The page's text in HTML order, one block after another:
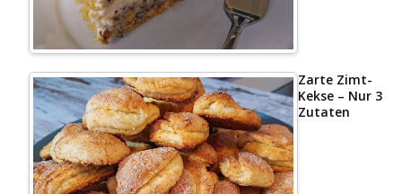
Zarte Zimt-
Kekse – Nur 3
Zutaten